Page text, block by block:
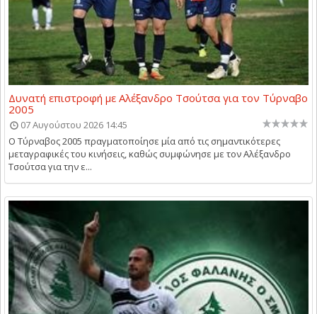
Δυνατή επιστροφή με Αλέξανδρο Τσούτσα για τον Τύρναβο
2005
07 Αυγούστου 2026 14:45
Ο Τύρναβος 2005 πραγματοποίησε μία από τις σημαντικότερες
μεταγραφικές του κινήσεις, καθώς συμφώνησε με τον Αλέξανδρο
Τσούτσα για την ε...